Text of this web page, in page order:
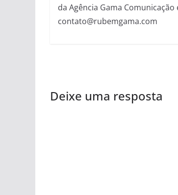
da Agência Gama
contato@rubemgama.com
Deixe uma resposta